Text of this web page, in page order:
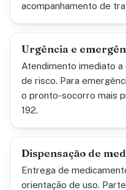
acompanhamento de
Urgência e
Atendimento imediato
de risco. Para
o pronto-socorro mais
192.
Dispensação de
Entrega de
orientação de uso.